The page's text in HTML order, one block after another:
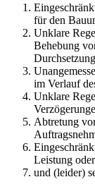
für den
Unklare
Behebung
im Verlauf
Unklare
Abtretung
Leistung
und (leider)